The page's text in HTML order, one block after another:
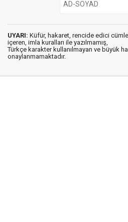
UYARI: Küfür, hakaret, rencide edici
içeren, imla kuralları ile yazılmamış,
Türkçe karakter kullanılmayan ve büyük
onaylanmamaktadır.